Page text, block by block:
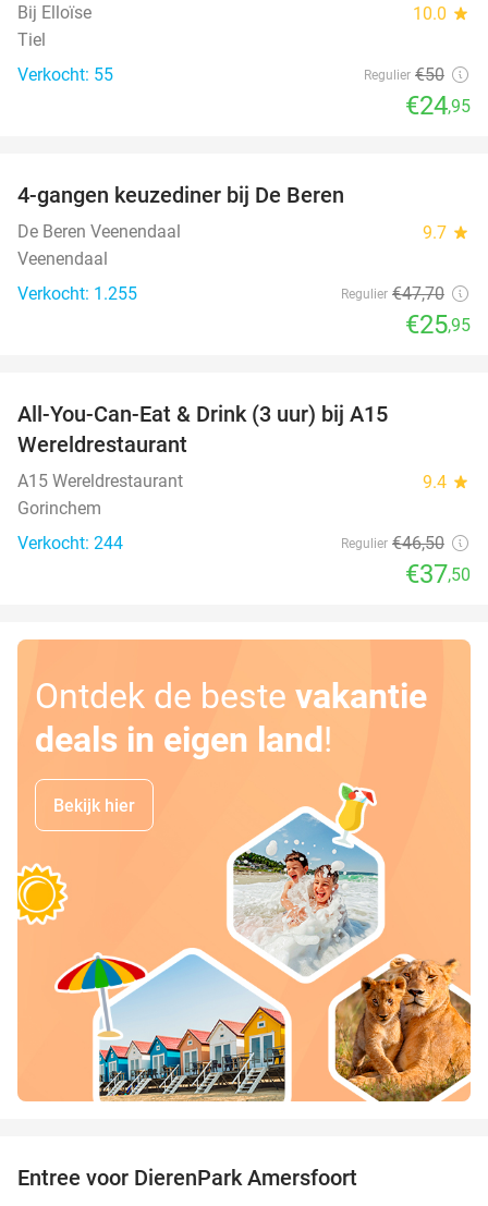
Bij Elloïse 10.0 star
Tiel
Verkocht: 55
Regulier €50
€24,95
4-gangen keuzediner bij De Beren
De Beren Veenendaal 9.7 star
Veenendaal
Verkocht: 1.255
Regulier €47,70
€25,95
All-You-Can-Eat & Drink (3 uur) bij A15
Wereldrestaurant
A15 Wereldrestaurant 9.4 star
Gorinchem
Verkocht: 244
Regulier €46,50
€37,50
Ontdek de beste vakantie
deals in eigen land!
Bekijk hier
Entree voor DierenPark Amersfoort